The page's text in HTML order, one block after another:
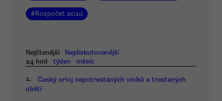
#Rozpočet 2010
Nejčtenější
Nejdiskutovanější
24 hod
týden měsíc
1.
Český orloj nepotrestaných viníků a trestaných
obětí